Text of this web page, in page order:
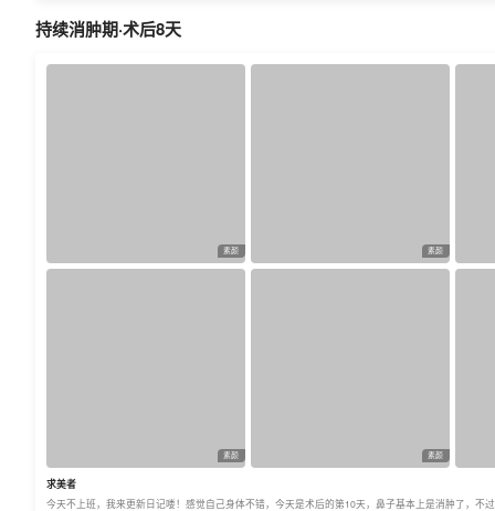
持续消肿期·术后8天
素颜 素颜
素颜 素颜
求美者
今天不上班，我来更新日记喽！感觉自己身体不错，今天是术后的第10天，鼻子基本上是消肿了，不